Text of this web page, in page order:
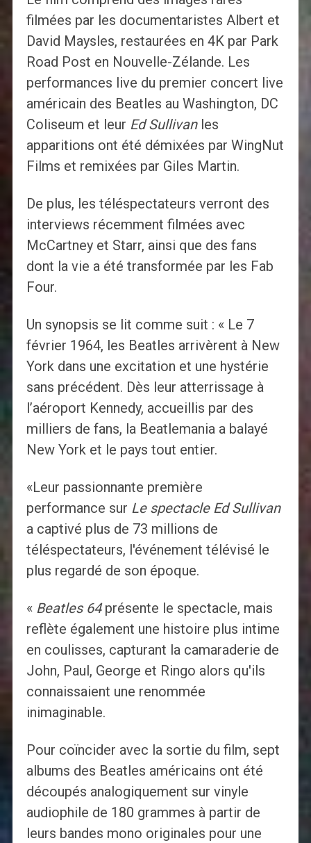
filmées par les documentaristes Albert et
David Maysles, restaurées en 4K par Park
Road Post en Nouvelle-Zélande. Les
performances live du premier concert live
américain des Beatles au Washington, DC
Coliseum et leur Ed Sullivanles
apparitions ont été démixées par WingNut
Films et remixées par Giles Martin.
De plus, les téléspectateurs verront des
interviews récemment filmées avec
McCartney et Starr, ainsi que des fans
dont la vie a été transformée par les Fab
Four.
Un synopsis se lit comme suit : « Le 7
février 1964, les Beatles arrivèrent à New
York dans une excitation et une hystérie
sans précédent. Dès leur atterrissage à
l’aéroport Kennedy, accueillis par des
milliers de fans, la Beatlemania a balayé
New York et le pays tout entier.
«Leur passionnante première
performance sur Le spectacle Ed Sullivan
a captivé plus de 73 millions de
téléspectateurs, l'événement télévisé le
plus regardé de son époque.
« Beatles 64présente le spectacle, mais
reflète également une histoire plus intime
en coulisses, capturant la camaraderie de
John, Paul, George et Ringo alors qu'ils
connaissaient une renommée
inimaginable.
Pour coïncider avec la sortie du film, sept
albums des Beatles américains ont été
découpés analogiquement sur vinyle
audiophile de 180 grammes à partir de
leurs bandes mono originales pour une